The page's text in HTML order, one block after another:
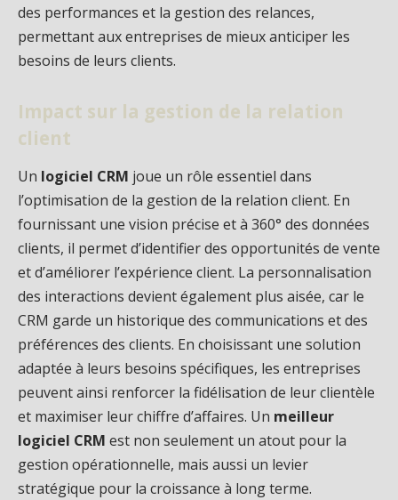
des performances et la gestion des relances,
permettant aux entreprises de mieux anticiper les
besoins de leurs clients.
Impact sur la gestion de la relation
client
Un logiciel CRM joue un rôle essentiel dans
l’optimisation de la gestion de la relation client. En
fournissant une vision précise et à 360° des données
clients, il permet d’identifier des opportunités de vente
et d’améliorer l’expérience client. La personnalisation
des interactions devient également plus aisée, car le
CRM garde un historique des communications et des
préférences des clients. En choisissant une solution
adaptée à leurs besoins spécifiques, les entreprises
peuvent ainsi renforcer la fidélisation de leur clientèle
et maximiser leur chiffre d’affaires. Un meilleur
logiciel CRM est non seulement un atout pour la
gestion opérationnelle, mais aussi un levier
stratégique pour la croissance à long terme.